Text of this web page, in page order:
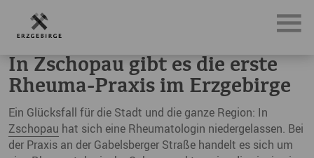
News, Neuigkeiten & Nachrichten aus dem Erzgebirge In
In Zschopau gibt es die erste
Rheuma-Praxis im Erzgebirge
Ein Glücksfall für die Stadt und die ganze Region: In
Zschopau hat sich eine Rheumatologin niedergelassen. Bei
der Praxis an der Gabelsberger Straße handelt es sich um